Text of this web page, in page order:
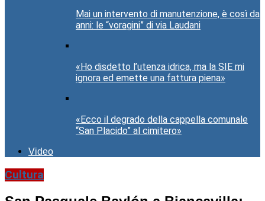
Mai un intervento di manutenzione, è così da
anni: le “voragini” di via Laudani
«Ho disdetto l’utenza idrica, ma la SIE mi
ignora ed emette una fattura piena»
«Ecco il degrado della cappella comunale
“San Placido” al cimitero»
Video
Cultura